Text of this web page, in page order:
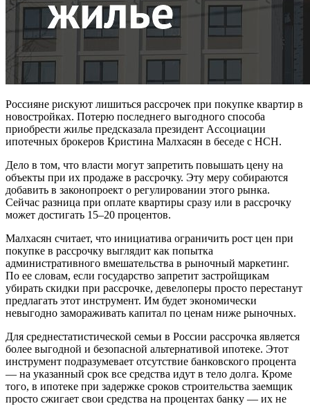
Россияне рискуют лишиться рассрочек при покупке квартир в
новостройках. Потерю последнего выгодного способа
приобрести жилье предсказала президент Ассоциации
ипотечных брокеров Кристина Малхасян в беседе с НСН.
Дело в том, что власти могут запретить повышать цену на
объекты при их продаже в рассрочку. Эту меру собираются
добавить в законопроект о регулировании этого рынка.
Сейчас разница при оплате квартиры сразу или в рассрочку
может достигать 15–20 процентов.
Малхасян считает, что инициатива ограничить рост цен при
покупке в рассрочку выглядит как попытка
административного вмешательства в рыночный маркетинг.
По ее словам, если государство запретит застройщикам
убирать скидки при рассрочке, девелоперы просто перестанут
предлагать этот инструмент. Им будет экономически
невыгодно замораживать капитал по ценам ниже рыночных.
Для среднестатистической семьи в России рассрочка является
более выгодной и безопасной альтернативой ипотеке. Этот
инструмент подразумевает отсутствие банковского процента
— на указанный срок все средства идут в тело долга. Кроме
того, в ипотеке при задержке сроков строительства заемщик
просто сжигает свои средства на процентах банку — их не